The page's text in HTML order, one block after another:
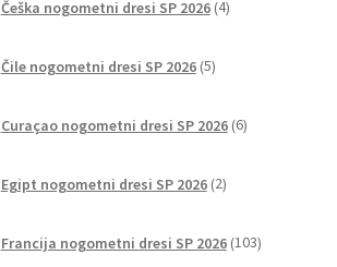
Češka nogometni dresi SP 2026 4izdelki
Čile nogometni dresi SP 2026 5izdelkov
Curaçao nogometni dresi SP 2026 6izdelkov
Egipt nogometni dresi SP 2026 2izdelka
Francija nogometni dresi SP 2026 103izdelki